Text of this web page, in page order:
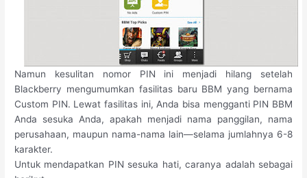
Namun kesulitan nomor PIN ini menjadi hilang setelah
Blackberry mengumumkan fasilitas baru BBM yang bernama
Custom PIN. Lewat fasilitas ini, Anda bisa mengganti PIN BBM
Anda sesuka Anda, apakah menjadi nama panggilan, nama
perusahaan, maupun nama-nama lain—selama jumlahnya 6-8
karakter.
Untuk mendapatkan PIN sesuka hati, caranya adalah sebagai